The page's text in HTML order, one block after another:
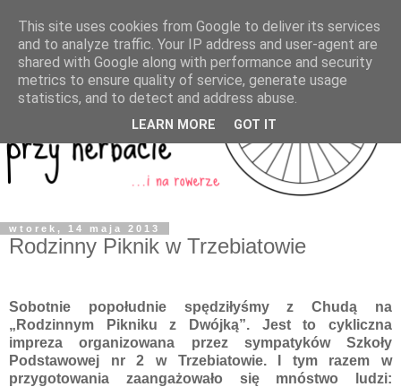
wtorek, 14 maja 2013
Rodzinny Piknik w Trzebiatowie
Sobotnie popołudnie spędziłyśmy z Chudą na
„Rodzinnym Pikniku z Dwójką”. Jest to cykliczna
impreza organizowana przez sympatyków Szkoły
Podstawowej nr 2 w Trzebiatowie. I tym razem w
przygotowania zaangażowało się mnóstwo ludzi:
This site uses cookies from Google to deliver its services
and to analyze traffic. Your IP address and user-agent are
shared with Google along with performance and security
metrics to ensure quality of service, generate usage
statistics, and to detect and address abuse.
LEARN MORE GOT IT